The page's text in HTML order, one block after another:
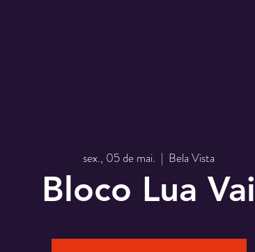
sex., 05 de mai.
  |
Bela Vista
Bloco Lua Vai